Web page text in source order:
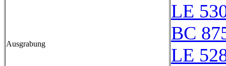
Ausgrabung
LE
BC
LE